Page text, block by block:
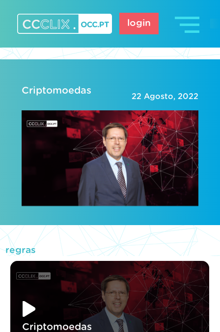
content
login
Criptomoedas
22 Agosto, 2022
regras
Criptomoedas